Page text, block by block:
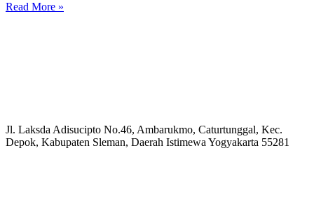
Read More »
Jl. Laksda Adisucipto No.46, Ambarukmo, Caturtunggal, Kec.
Depok, Kabupaten Sleman, Daerah Istimewa Yogyakarta 55281